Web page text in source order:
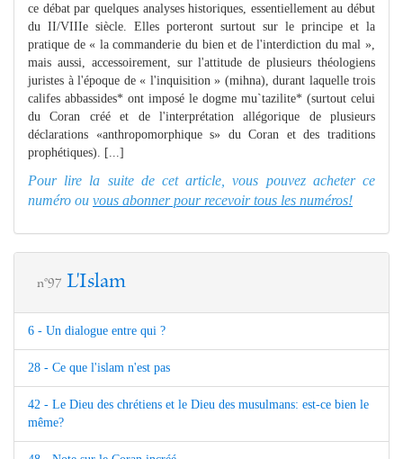
ce débat par quelques analyses historiques, essentiellement au début
du II/VIIIe siècle. Elles porteront surtout sur le principe et la
pratique de « la commanderie du bien et de l'interdiction du mal »,
mais aussi, accessoirement, sur l'attitude de plusieurs théologiens
juristes à l'époque de « l'inquisition » (mihna), durant laquelle trois
califes abbassides* ont imposé le dogme mu`tazilite* (surtout celui
du Coran créé et de l'interprétation allégorique de plusieurs
déclarations «anthropomorphique s» du Coran et des traditions
prophétiques). [...]
Pour lire la suite de cet article, vous pouvez acheter ce
numéro ou vous abonner pour recevoir tous les numéros!
n°97 L'Islam
6 - Un dialogue entre qui ?
28 - Ce que l'islam n'est pas
42 - Le Dieu des chrétiens et le Dieu des musulmans: est-ce bien le
même?